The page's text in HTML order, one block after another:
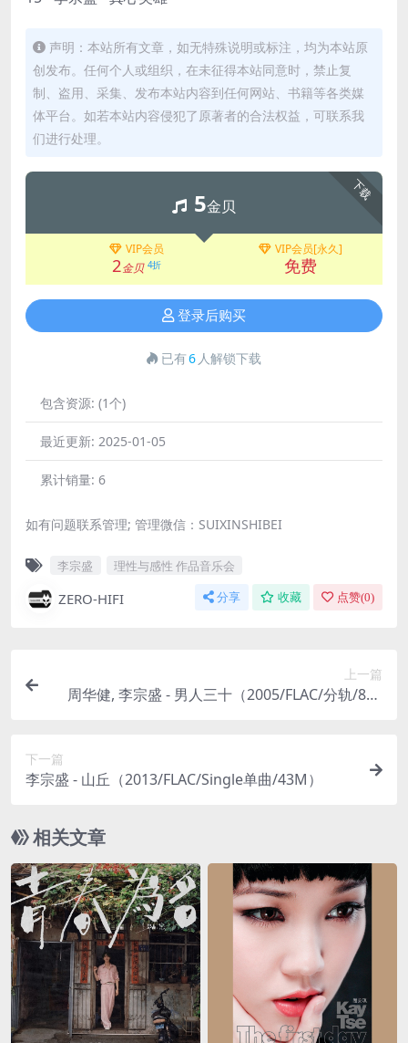
声明：本站所有文章，如无特殊说明或标注，均为本站原
创发布。任何个人或组织，在未征得本站同意时，禁止复
制、盗用、采集、发布本站内容到任何网站、书籍等各类媒
体平台。如若本站内容侵犯了原著者的合法权益，可联系我
们进行处理。
下载
5金贝
VIP会员
2金贝 4折
VIP会员[永久]
免费
登录后购买
已有6 人解锁下载
包含资源: (1个)
最近更新: 2025-01-05
累计销量: 6
如有问题联系管理; 管理微信：SUIXINSHIBEI
李宗盛 理性与感性 作品音乐会
ZERO-HIFI 分享 收藏 点赞(0)
上一篇
周华健, 李宗盛 - 男人三十（2005/FLAC/分轨/814
下一篇
李宗盛 - 山丘（2013/FLAC/Single单曲/43M）
相关文章